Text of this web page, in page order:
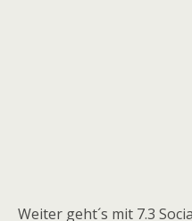
Weiter geht´s mit 7.3